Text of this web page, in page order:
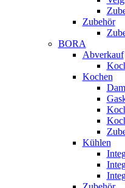
Zubehör
BORA
Abverkauf
Kochen
Kühlen